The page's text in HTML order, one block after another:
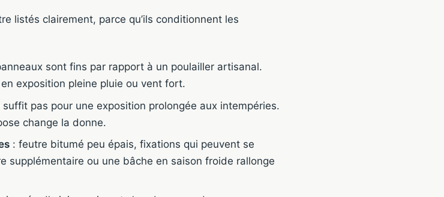
listés clairement, parce qu’ils conditionnent les
sont fins par rapport à un poulailler artisanal.
exposition pleine pluie ou vent fort.
pas pour une exposition prolongée aux intempéries.
change la donne.
: feutre bitumé peu épais, fixations qui peuvent se
supplémentaire ou une bâche en saison froide rallonge